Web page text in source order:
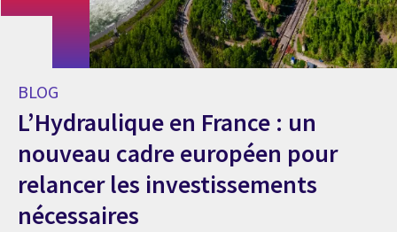
BLOG
L’Hydraulique en France : un
nouveau cadre européen pour
relancer les investissements
nécessaires